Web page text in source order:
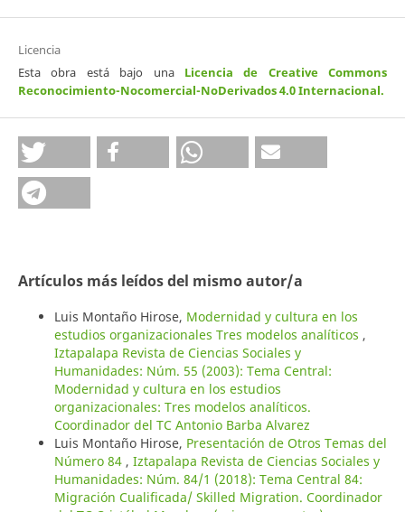
Licencia
Esta obra está bajo una Licencia de Creative Commons
Reconocimiento-Nocomercial-NoDerivados 4.0 Internacional.
Artículos más leídos del mismo autor/a
Luis Montaño Hirose, Modernidad y cultura en los
estudios organizacionales Tres modelos analíticos ,
Iztapalapa Revista de Ciencias Sociales y
Humanidades: Núm. 55 (2003): Tema Central:
Modernidad y cultura en los estudios
organizacionales: Tres modelos analíticos.
Coordinador del TC Antonio Barba Alvarez
Luis Montaño Hirose, Presentación de Otros Temas del
Número 84 , Iztapalapa Revista de Ciencias Sociales y
Humanidades: Núm. 84/1 (2018): Tema Central 84:
Migración Cualificada/ Skilled Migration. Coordinador